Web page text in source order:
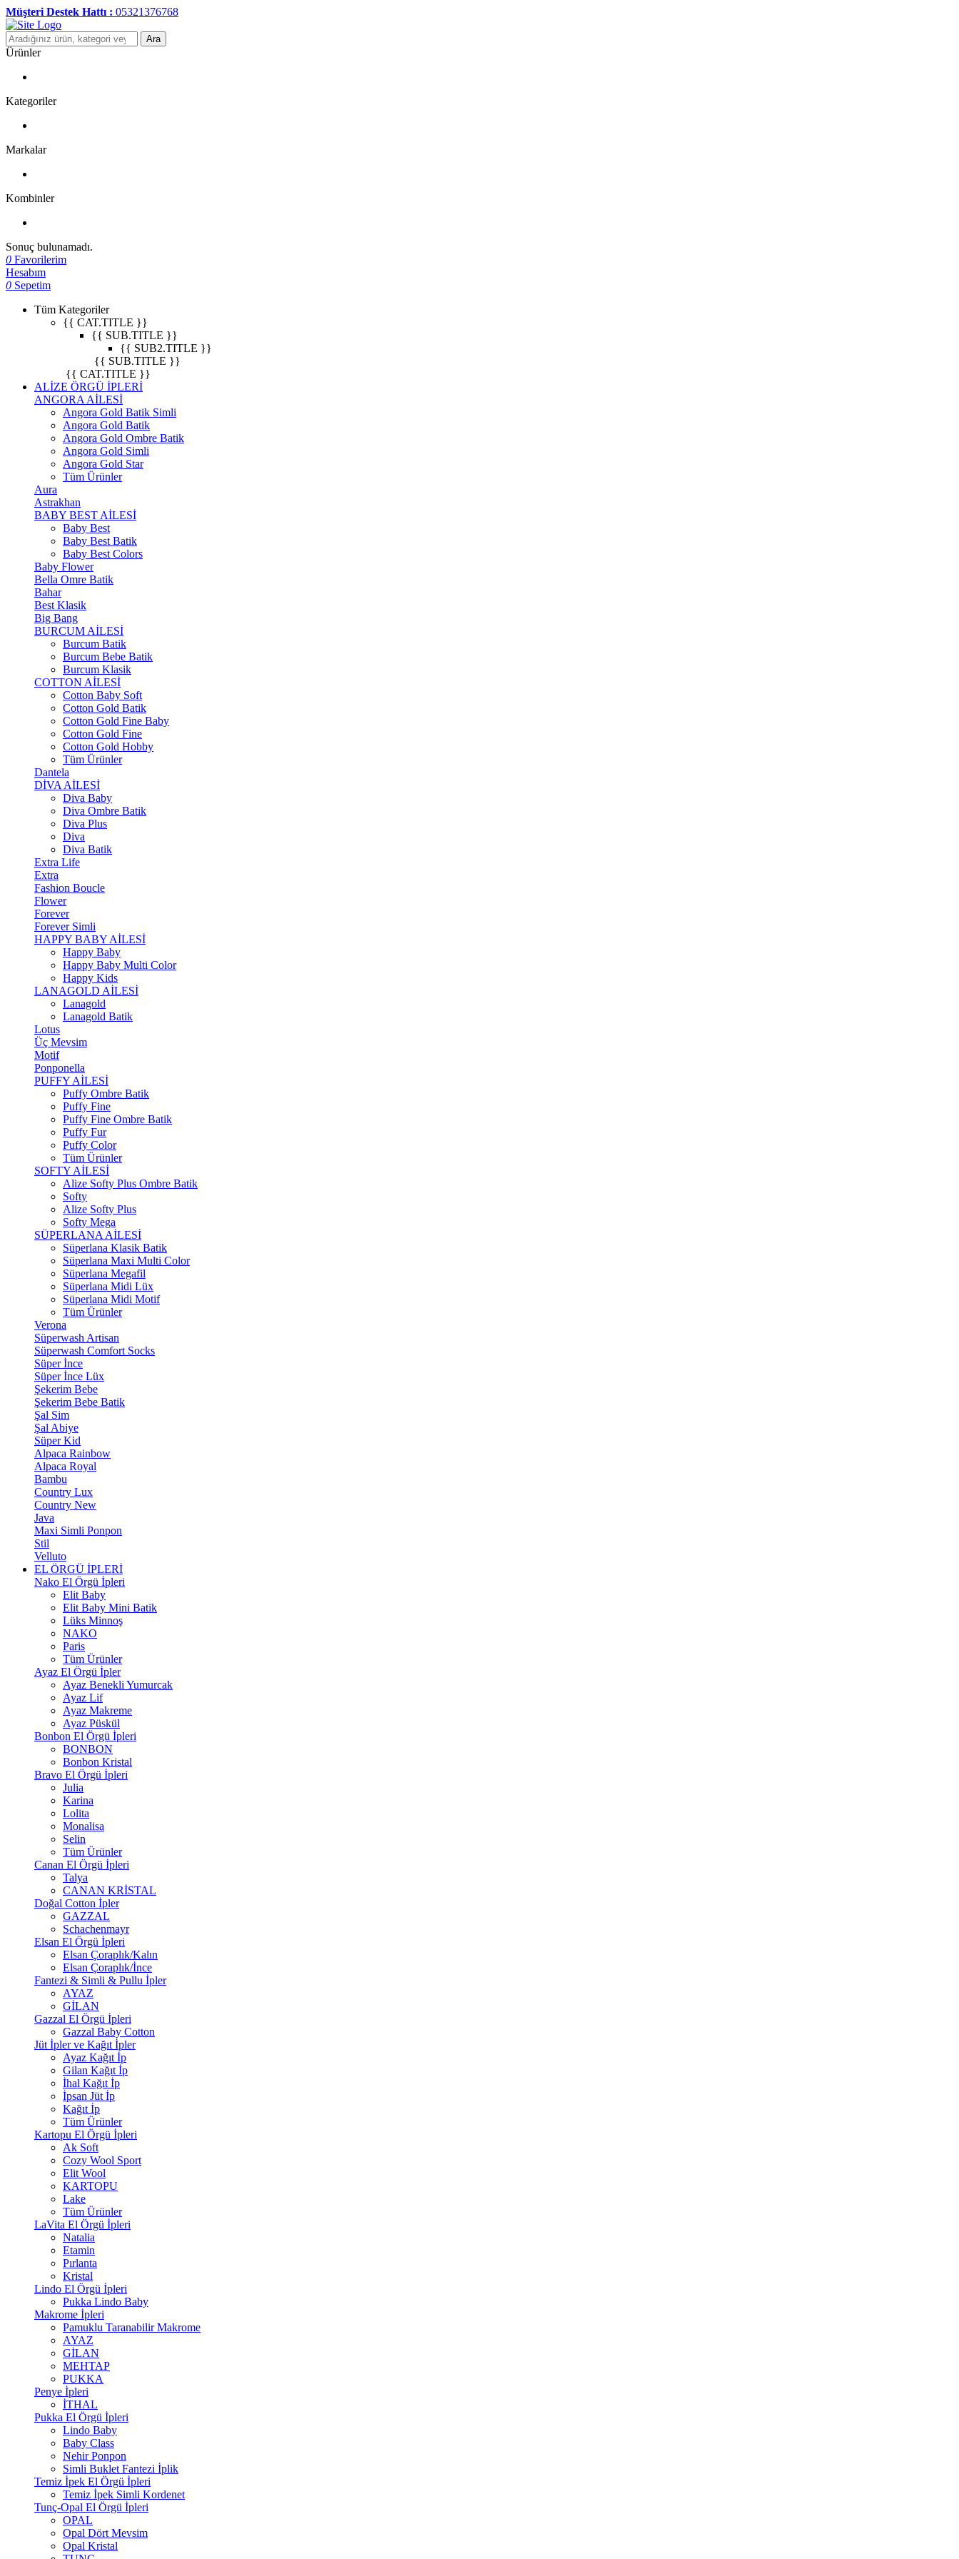
Müşteri Destek Hattı : 05321376768
Ara
Ürünler
Kategoriler
Markalar
Kombinler
Sonuç bulunamadı.
0 Favorilerim
Hesabım
0 Sepetim
Tüm Kategoriler
{{ CAT.TITLE }}
{{ SUB.TITLE }}
{{ SUB2.TITLE }}
{{ SUB.TITLE }}
{{ CAT.TITLE }}
ALİZE ÖRGÜ İPLERİ
ANGORA AİLESİ
Angora Gold Batik Simli
Angora Gold Batik
Angora Gold Ombre Batik
Angora Gold Simli
Angora Gold Star
Tüm Ürünler
Aura
Astrakhan
BABY BEST AİLESİ
Baby Best
Baby Best Batik
Baby Best Colors
Baby Flower
Bella Omre Batik
Bahar
Best Klasik
Big Bang
BURCUM AİLESİ
Burcum Batik
Burcum Bebe Batik
Burcum Klasik
COTTON AİLESİ
Cotton Baby Soft
Cotton Gold Batik
Cotton Gold Fine Baby
Cotton Gold Fine
Cotton Gold Hobby
Tüm Ürünler
Dantela
DİVA AİLESİ
Diva Baby
Diva Ombre Batik
Diva Plus
Diva
Diva Batik
Extra Life
Extra
Fashion Boucle
Flower
Forever
Forever Simli
HAPPY BABY AİLESİ
Happy Baby
Happy Baby Multi Color
Happy Kids
LANAGOLD AİLESİ
Lanagold
Lanagold Batik
Lotus
Üç Mevsim
Motif
Ponponella
PUFFY AİLESİ
Puffy Ombre Batik
Puffy Fine
Puffy Fine Ombre Batik
Puffy Fur
Puffy Color
Tüm Ürünler
SOFTY AİLESİ
Alize Softy Plus Ombre Batik
Softy
Alize Softy Plus
Softy Mega
SÜPERLANA AİLESİ
Süperlana Klasik Batik
Süperlana Maxi Multi Color
Süperlana Megafil
Süperlana Midi Lüx
Süperlana Midi Motif
Tüm Ürünler
Verona
Süperwash Artisan
Süperwash Comfort Socks
Süper İnce
Süper İnce Lüx
Şekerim Bebe
Şekerim Bebe Batik
Şal Sim
Şal Abiye
Süper Kid
Alpaca Rainbow
Alpaca Royal
Bambu
Country Lux
Country New
Java
Maxi Simli Ponpon
Stil
Velluto
EL ÖRGÜ İPLERİ
Nako El Örgü İpleri
Elit Baby
Elit Baby Mini Batik
Lüks Minnoş
NAKO
Paris
Tüm Ürünler
Ayaz El Örgü İpler
Ayaz Benekli Yumurcak
Ayaz Lif
Ayaz Makreme
Ayaz Püskül
Bonbon El Örgü İpleri
BONBON
Bonbon Kristal
Bravo El Örgü İpleri
Julia
Karina
Lolita
Monalisa
Selin
Tüm Ürünler
Canan El Örgü İpleri
Talya
CANAN KRİSTAL
Doğal Cotton İpler
GAZZAL
Schachenmayr
Elsan El Örgü İpleri
Elsan Çoraplık/Kalın
Elsan Çoraplık/İnce
Fantezi & Simli & Pullu İpler
AYAZ
GİLAN
Gazzal El Örgü İpleri
Gazzal Baby Cotton
Jüt İpler ve Kağıt İpler
Ayaz Kağıt İp
Gilan Kağıt İp
İhal Kağıt İp
İpsan Jüt İp
Kağıt İp
Tüm Ürünler
Kartopu El Örgü İpleri
Ak Soft
Cozy Wool Sport
Elit Wool
KARTOPU
Lake
Tüm Ürünler
LaVita El Örgü İpleri
Natalia
Etamin
Pırlanta
Kristal
Lindo El Örgü İpleri
Pukka Lindo Baby
Makrome İpleri
Pamuklu Taranabilir Makrome
AYAZ
GİLAN
MEHTAP
PUKKA
Penye İpleri
İTHAL
Pukka El Örgü İpleri
Lindo Baby
Baby Class
Nehir Ponpon
Simli Buklet Fantezi İplik
Temiz İpek El Örgü İpleri
Temiz İpek Simli Kordenet
Tunç-Opal El Örgü İpleri
OPAL
Opal Dört Mevsim
Opal Kristal